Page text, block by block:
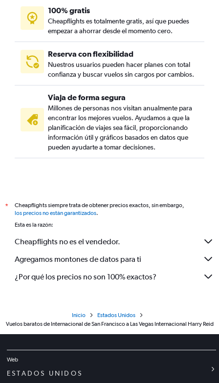
100% gratis
Cheapflights es totalmente gratis, así que puedes
empezar a ahorrar desde el momento cero.
Reserva con flexibilidad
Nuestros usuarios pueden hacer planes con total
confianza y buscar vuelos sin cargos por cambios.
Viaja de forma segura
Millones de personas nos visitan anualmente para
encontrar los mejores vuelos. Ayudamos a que la
planificación de viajes sea fácil, proporcionando
información útil y gráficos basados en datos que
pueden ayudarte a tomar decisiones.
*
Cheapflights siempre trata de obtener precios exactos, sin embargo,
los precios no están garantizados.
Esta es la razón:
Cheapflights no es el vendedor.
Agregamos montones de datos para ti
¿Por qué los precios no son 100% exactos?
Inicio
Estados Unidos
Vuelos baratos de Internacional de San Francisco a Las Vegas Internacional Harry Reid
Web
ESTADOS UNIDOS